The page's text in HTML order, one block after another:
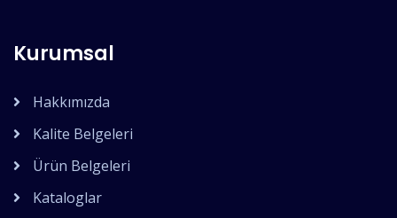
Kurumsal
Hakkımızda
Kalite Belgeleri
Ürün Belgeleri
Kataloglar